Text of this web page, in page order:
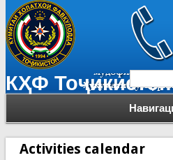
КҲФ Тоҷикистон
Activities calendar